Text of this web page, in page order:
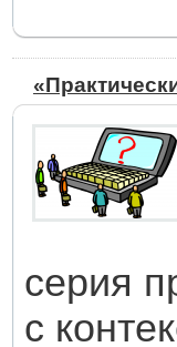
серия
с